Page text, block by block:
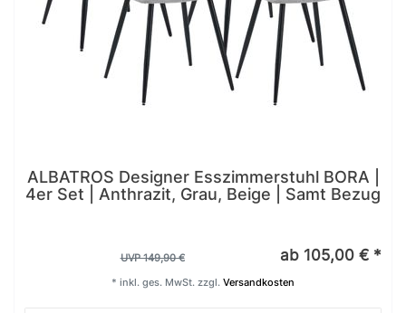
ALBATROS Designer Esszimmerstuhl BORA |
4er Set | Anthrazit, Grau, Beige | Samt Bezug
UVP 149,90 € ab 105,00 € *
* inkl. ges. MwSt. zzgl. Versandkosten